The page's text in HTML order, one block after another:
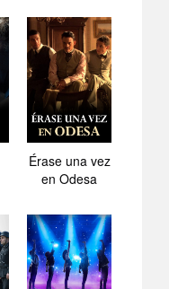
Érase una vez
en Odesa